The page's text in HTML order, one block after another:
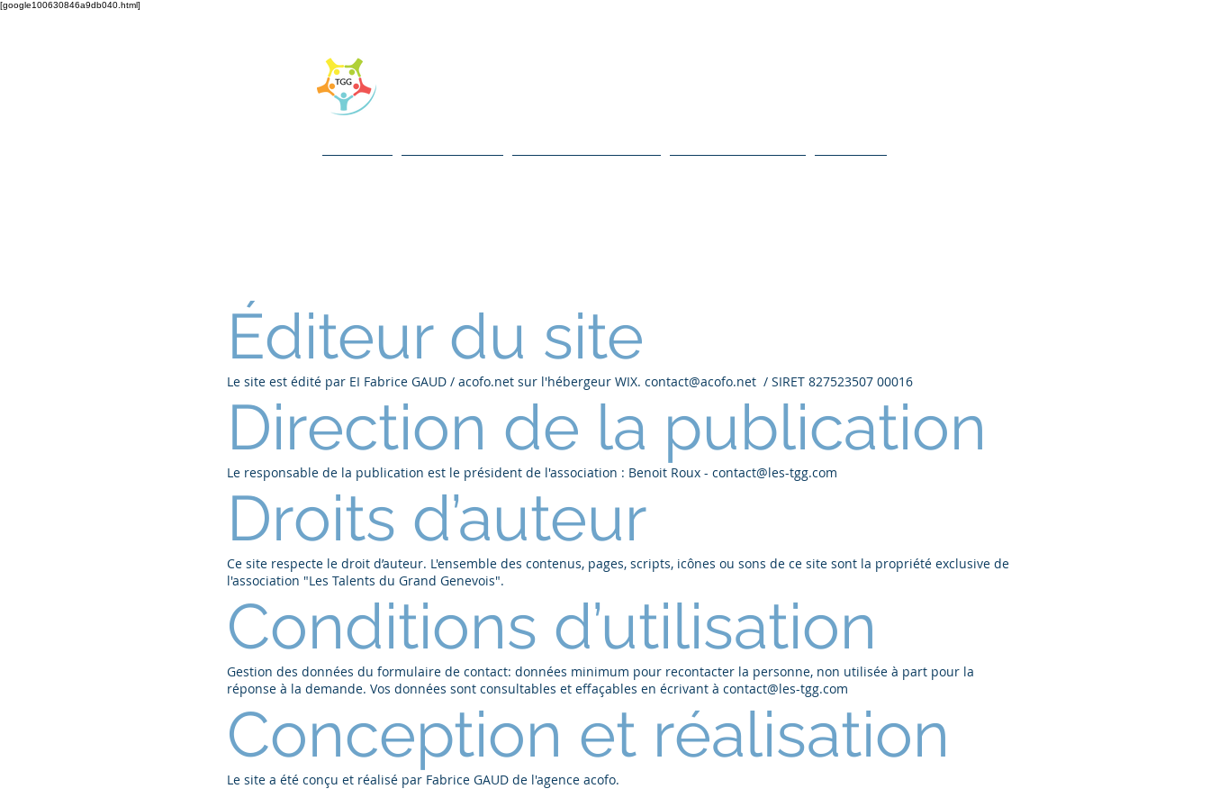
[google100630846a9db040.html]
Éditeur du site
Le site est édité par EI Fabrice GAUD / acofo.net sur l'hébergeur WIX. contact@acofo.net / SIRET 827523507 00016
Direction de la publication
Le responsable de la publication est le président de l'association : Benoit Roux - contact@les-tgg.com
Droits d’auteur
Ce site respecte le droit d’auteur. L'ensemble des contenus, pages, scripts, icônes ou sons de ce site sont la propriété exclusive de
l'association "Les Talents du Grand Genevois".
Conditions d’utilisation
Gestion des données du formulaire de contact: données minimum pour recontacter la personne, non utilisée à part pour la
réponse à la demande. Vos données sont consultables et effaçables en écrivant à contact@les-tgg.com
Conception et réalisation
Le site a été conçu et réalisé par Fabrice GAUD de l'agence acofo.